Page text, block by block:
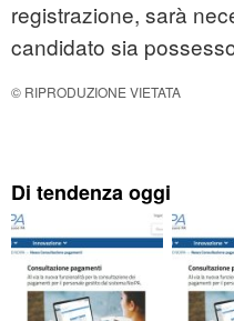
registrazione, sarà
candidato sia
© RIPRODUZIONE VIETATA
Di tendenza oggi